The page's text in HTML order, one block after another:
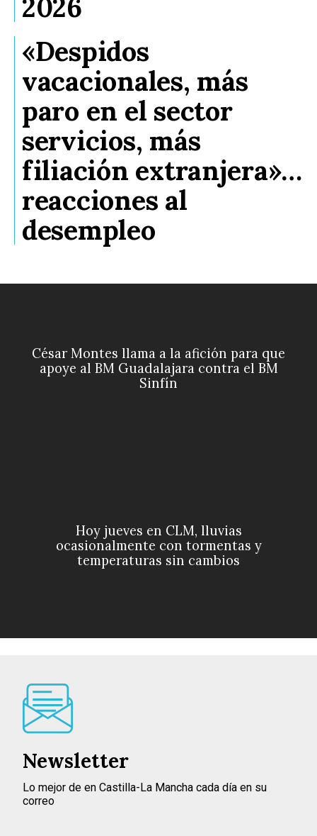
2026
«Despidos
vacacionales, más
paro en el sector
servicios, más
filiación extranjera»…
reacciones al
desempleo
César Montes llama a la afición para que
apoye al BM Guadalajara contra el BM
Sinfín
Hoy jueves en CLM, lluvias
ocasionalmente con tormentas y
temperaturas sin cambios
Newsletter
Lo mejor de en Castilla-La Mancha cada día en su
correo